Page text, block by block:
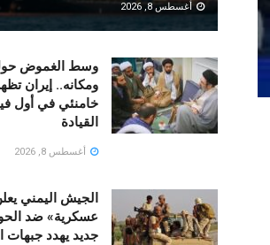
أغسطس 8, 2026
وسط الغموض
ومكانه.. إيران
خامنئي في أول
القيادة
أغسطس 8, 2026
الجيش اليمني
عسكرية» ضد
جديد يهدد جبهات